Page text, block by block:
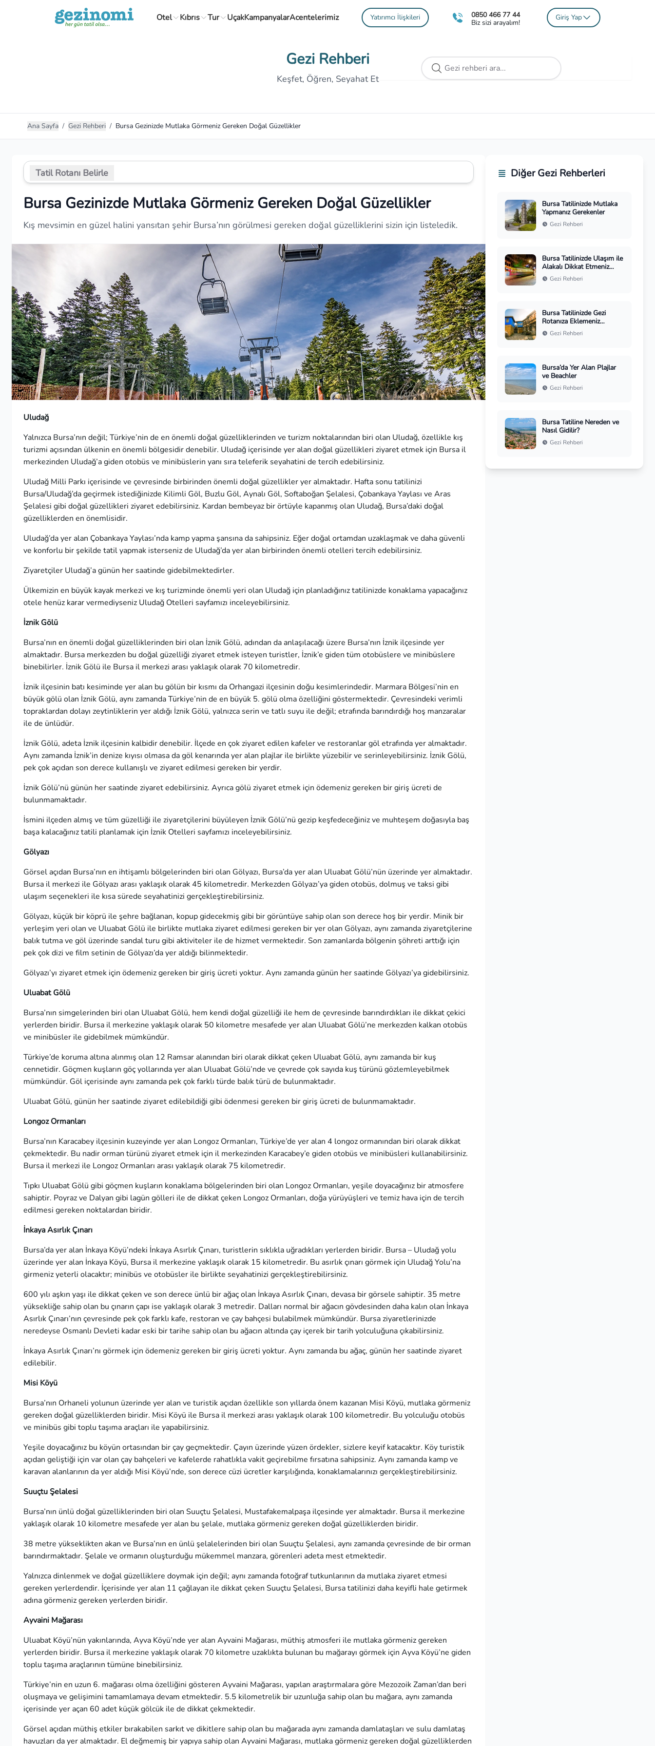
Otel Kıbrıs Tur UçakKampanyalarAcentelerimiz Yatırımcı İlişkileri
0850 466 77 44
Biz sizi arayalım!
Giriş Yap
Gezi Rehberi
Keşfet, Öğren, Seyahat Et
Ana Sayfa / Gezi Rehberi / Bursa Gezinizde Mutlaka Görmeniz Gereken Doğal Güzellikler
Tatil Rotanı Belirle
Bursa Gezinizde Mutlaka Görmeniz Gereken Doğal Güzellikler
Kış mevsimin en güzel halini yansıtan şehir Bursa’nın görülmesi gereken doğal güzelliklerini sizin için listeledik.
Uludağ
Yalnızca Bursa’nın değil; Türkiye’nin de en önemli doğal güzelliklerinden ve turizm noktalarından biri olan Uludağ, özellikle kış
turizmi açısından ülkenin en önemli bölgesidir denebilir. Uludağ içerisinde yer alan doğal güzellikleri ziyaret etmek için Bursa il
merkezinden Uludağ’a giden otobüs ve minibüslerin yanı sıra teleferik seyahatini de tercih edebilirsiniz.
Uludağ Milli Parkı içerisinde ve çevresinde birbirinden önemli doğal güzellikler yer almaktadır. Hafta sonu tatilinizi
Bursa/Uludağ’da geçirmek istediğinizde Kilimli Göl, Buzlu Göl, Aynalı Göl, Softaboğan Şelalesi, Çobankaya Yaylası ve Aras
Şelalesi gibi doğal güzellikleri ziyaret edebilirsiniz. Kardan bembeyaz bir örtüyle kapanmış olan Uludağ, Bursa’daki doğal
güzelliklerden en önemlisidir.
Uludağ’da yer alan Çobankaya Yaylası’nda kamp yapma şansına da sahipsiniz. Eğer doğal ortamdan uzaklaşmak ve daha güvenli
ve konforlu bir şekilde tatil yapmak isterseniz de Uludağ’da yer alan birbirinden önemli otelleri tercih edebilirsiniz.
Ziyaretçiler Uludağ’a günün her saatinde gidebilmektedirler.
Ülkemizin en büyük kayak merkezi ve kış turizminde önemli yeri olan Uludağ için planladığınız tatilinizde konaklama yapacağınız
otele henüz karar vermediyseniz Uludağ Otelleri sayfamızı inceleyebilirsiniz.
İznik Gölü
Bursa’nın en önemli doğal güzelliklerinden biri olan İznik Gölü, adından da anlaşılacağı üzere Bursa’nın İznik ilçesinde yer
almaktadır. Bursa merkezden bu doğal güzelliği ziyaret etmek isteyen turistler, İznik’e giden tüm otobüslere ve minibüslere
binebilirler. İznik Gölü ile Bursa il merkezi arası yaklaşık olarak 70 kilometredir.
İznik ilçesinin batı kesiminde yer alan bu gölün bir kısmı da Orhangazi ilçesinin doğu kesimlerindedir. Marmara Bölgesi’nin en
büyük gölü olan İznik Gölü, aynı zamanda Türkiye’nin de en büyük 5. gölü olma özelliğini göstermektedir. Çevresindeki verimli
topraklardan dolayı zeytinliklerin yer aldığı İznik Gölü, yalnızca serin ve tatlı suyu ile değil; etrafında barındırdığı hoş manzaralar
ile de ünlüdür.
İznik Gölü, adeta İznik ilçesinin kalbidir denebilir. İlçede en çok ziyaret edilen kafeler ve restoranlar göl etrafında yer almaktadır.
Aynı zamanda İznik’in denize kıyısı olmasa da göl kenarında yer alan plajlar ile birlikte yüzebilir ve serinleyebilirsiniz. İznik Gölü,
pek çok açıdan son derece kullanışlı ve ziyaret edilmesi gereken bir yerdir.
İznik Gölü’nü günün her saatinde ziyaret edebilirsiniz. Ayrıca gölü ziyaret etmek için ödemeniz gereken bir giriş ücreti de
bulunmamaktadır.
İsmini ilçeden almış ve tüm güzelliği ile ziyaretçilerini büyüleyen İznik Gölü’nü gezip keşfedeceğiniz ve muhteşem doğasıyla baş
başa kalacağınız tatili planlamak için İznik Otelleri sayfamızı inceleyebilirsiniz.
Gölyazı
Görsel açıdan Bursa’nın en ihtişamlı bölgelerinden biri olan Gölyazı, Bursa’da yer alan Uluabat Gölü’nün üzerinde yer almaktadır.
Bursa il merkezi ile Gölyazı arası yaklaşık olarak 45 kilometredir. Merkezden Gölyazı’ya giden otobüs, dolmuş ve taksi gibi
ulaşım seçenekleri ile kısa sürede seyahatinizi gerçekleştirebilirsiniz.
Gölyazı, küçük bir köprü ile şehre bağlanan, kopup gidecekmiş gibi bir görüntüye sahip olan son derece hoş bir yerdir. Minik bir
yerleşim yeri olan ve Uluabat Gölü ile birlikte mutlaka ziyaret edilmesi gereken bir yer olan Gölyazı, aynı zamanda ziyaretçilerine
balık tutma ve göl üzerinde sandal turu gibi aktiviteler ile de hizmet vermektedir. Son zamanlarda bölgenin şöhreti arttığı için
pek çok dizi ve film setinin de Gölyazı’da yer aldığı bilinmektedir.
Gölyazı’yı ziyaret etmek için ödemeniz gereken bir giriş ücreti yoktur. Aynı zamanda günün her saatinde Gölyazı’ya gidebilirsiniz.
Uluabat Gölü
Bursa’nın simgelerinden biri olan Uluabat Gölü, hem kendi doğal güzelliği ile hem de çevresinde barındırdıkları ile dikkat çekici
yerlerden biridir. Bursa il merkezine yaklaşık olarak 50 kilometre mesafede yer alan Uluabat Gölü’ne merkezden kalkan otobüs
ve minibüsler ile gidebilmek mümkündür.
Türkiye’de koruma altına alınmış olan 12 Ramsar alanından biri olarak dikkat çeken Uluabat Gölü, aynı zamanda bir kuş
cennetidir. Göçmen kuşların göç yollarında yer alan Uluabat Gölü’nde ve çevrede çok sayıda kuş türünü gözlemleyebilmek
mümkündür. Göl içerisinde aynı zamanda pek çok farklı türde balık türü de bulunmaktadır.
Uluabat Gölü, günün her saatinde ziyaret edilebildiği gibi ödenmesi gereken bir giriş ücreti de bulunmamaktadır.
Longoz Ormanları
Bursa’nın Karacabey ilçesinin kuzeyinde yer alan Longoz Ormanları, Türkiye’de yer alan 4 longoz ormanından biri olarak dikkat
çekmektedir. Bu nadir orman türünü ziyaret etmek için il merkezinden Karacabey’e giden otobüs ve minibüsleri kullanabilirsiniz.
Bursa il merkezi ile Longoz Ormanları arası yaklaşık olarak 75 kilometredir.
Tıpkı Uluabat Gölü gibi göçmen kuşların konaklama bölgelerinden biri olan Longoz Ormanları, yeşile doyacağınız bir atmosfere
sahiptir. Poyraz ve Dalyan gibi lagün gölleri ile de dikkat çeken Longoz Ormanları, doğa yürüyüşleri ve temiz hava için de tercih
edilmesi gereken noktalardan biridir.
İnkaya Asırlık Çınarı
Bursa’da yer alan İnkaya Köyü’ndeki İnkaya Asırlık Çınarı, turistlerin sıklıkla uğradıkları yerlerden biridir. Bursa – Uludağ yolu
üzerinde yer alan İnkaya Köyü, Bursa il merkezine yaklaşık olarak 15 kilometredir. Bu asırlık çınarı görmek için Uludağ Yolu’na
girmeniz yeterli olacaktır; minibüs ve otobüsler ile birlikte seyahatinizi gerçekleştirebilirsiniz.
600 yılı aşkın yaşı ile dikkat çeken ve son derece ünlü bir ağaç olan İnkaya Asırlık Çınarı, devasa bir görsele sahiptir. 35 metre
yüksekliğe sahip olan bu çınarın çapı ise yaklaşık olarak 3 metredir. Dalları normal bir ağacın gövdesinden daha kalın olan İnkaya
Asırlık Çınarı’nın çevresinde pek çok farklı kafe, restoran ve çay bahçesi bulabilmek mümkündür. Bursa ziyaretlerinizde
neredeyse Osmanlı Devleti kadar eski bir tarihe sahip olan bu ağacın altında çay içerek bir tarih yolculuğuna çıkabilirsiniz.
İnkaya Asırlık Çınarı’nı görmek için ödemeniz gereken bir giriş ücreti yoktur. Aynı zamanda bu ağaç, günün her saatinde ziyaret
edilebilir.
Misi Köyü
Bursa’nın Orhaneli yolunun üzerinde yer alan ve turistik açıdan özellikle son yıllarda önem kazanan Misi Köyü, mutlaka görmeniz
gereken doğal güzelliklerden biridir. Misi Köyü ile Bursa il merkezi arası yaklaşık olarak 100 kilometredir. Bu yolculuğu otobüs
ve minibüs gibi toplu taşıma araçları ile yapabilirsiniz.
Yeşile doyacağınız bu köyün ortasından bir çay geçmektedir. Çayın üzerinde yüzen ördekler, sizlere keyif katacaktır. Köy turistik
açıdan geliştiği için var olan çay bahçeleri ve kafelerde rahatlıkla vakit geçirebilme fırsatına sahipsiniz. Aynı zamanda kamp ve
karavan alanlarının da yer aldığı Misi Köyü’nde, son derece cüzi ücretler karşılığında, konaklamalarınızı gerçekleştirebilirsiniz.
Suuçtu Şelalesi
Bursa’nın ünlü doğal güzelliklerinden biri olan Suuçtu Şelalesi, Mustafakemalpaşa ilçesinde yer almaktadır. Bursa il merkezine
yaklaşık olarak 10 kilometre mesafede yer alan bu şelale, mutlaka görmeniz gereken doğal güzelliklerden biridir.
38 metre yükseklikten akan ve Bursa’nın en ünlü şelalelerinden biri olan Suuçtu Şelalesi, aynı zamanda çevresinde de bir orman
barındırmaktadır. Şelale ve ormanın oluşturduğu mükemmel manzara, görenleri adeta mest etmektedir.
Yalnızca dinlenmek ve doğal güzelliklere doymak için değil; aynı zamanda fotoğraf tutkunlarının da mutlaka ziyaret etmesi
gereken yerlerdendir. İçerisinde yer alan 11 çağlayan ile dikkat çeken Suuçtu Şelalesi, Bursa tatilinizi daha keyifli hale getirmek
adına görmeniz gereken yerlerden biridir.
Ayvaini Mağarası
Uluabat Köyü’nün yakınlarında, Ayva Köyü’nde yer alan Ayvaini Mağarası, müthiş atmosferi ile mutlaka görmeniz gereken
yerlerden biridir. Bursa il merkezine yaklaşık olarak 70 kilometre uzaklıkta bulunan bu mağarayı görmek için Ayva Köyü’ne giden
toplu taşıma araçlarının tümüne binebilirsiniz.
Türkiye’nin en uzun 6. mağarası olma özelliğini gösteren Ayvaini Mağarası, yapılan araştırmalara göre Mezozoik Zaman’dan beri
oluşmaya ve gelişimini tamamlamaya devam etmektedir. 5.5 kilometrelik bir uzunluğa sahip olan bu mağara, aynı zamanda
içerisinde yer açan 60 adet küçük gölcük ile de dikkat çekmektedir.
Görsel açıdan müthiş etkiler bırakabilen sarkıt ve dikitlere sahip olan bu mağarada aynı zamanda damlataşları ve sulu damlataş
havuzları da yer almaktadır. El değmemiş bir yapıya sahip olan Ayvaini Mağarası, mutlaka görmeniz gereken doğal güzelliklerden
Diğer Gezi Rehberleri
Bursa Tatilinizde Mutlaka
Yapmanız Gerekenler
Gezi Rehberi
Bursa Tatilinizde Ulaşım ile
Alakalı Dikkat Etmeniz
Gerekenler
Gezi Rehberi
Bursa Tatilinizde Gezi
Rotanıza Eklemeniz
Gereken Tarihi Yerler
Gezi Rehberi
Bursa’da Yer Alan Plajlar
ve Beachler
Gezi Rehberi
Bursa Tatiline Nereden ve
Nasıl Gidilir?
Gezi Rehberi